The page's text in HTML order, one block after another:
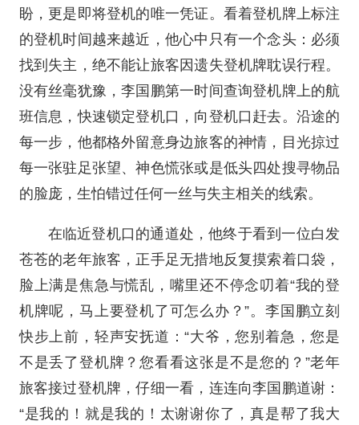
盼，更是即将登机的唯一凭证。看着登机牌上标注
的登机时间越来越近，他心中只有一个念头：必须
找到失主，绝不能让旅客因遗失登机牌耽误行程。
没有丝毫犹豫，李国鹏第一时间查询登机牌上的航
班信息，快速锁定登机口，向登机口赶去。沿途的
每一步，他都格外留意身边旅客的神情，目光掠过
每一张驻足张望、神色慌张或是低头四处搜寻物品
的脸庞，生怕错过任何一丝与失主相关的线索。
在临近登机口的通道处，他终于看到一位白发
苍苍的老年旅客，正手足无措地反复摸索着口袋，
脸上满是焦急与慌乱，嘴里还不停念叨着“我的登
机牌呢，马上要登机了可怎么办？”。李国鹏立刻
快步上前，轻声安抚道：“大爷，您别着急，您是
不是丢了登机牌？您看看这张是不是您的？”老年
旅客接过登机牌，仔细一看，连连向李国鹏道谢：
“是我的！就是我的！太谢谢你了，真是帮了我大